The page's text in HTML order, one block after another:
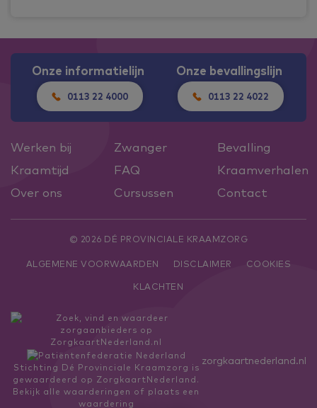
Onze informatielijn
0113 22 4000
Onze bevallingslijn
0113 22 4022
Werken bij Zwanger
Bevalling
Kraamtijd
FAQ
Kraamverhalen
Over ons
Cursussen Contact
© 2026 DÉ PROVINCIALE KRAAMZORG
ALGEMENE VOORWAARDEN DISCLAIMER
COOKIES
KLACHTEN
Stichting Dé Provinciale Kraamzorg is
gewaardeerd op ZorgkaartNederland.
Bekijk alle waarderingen of plaats een
waardering
zorgkaartnederland.nl